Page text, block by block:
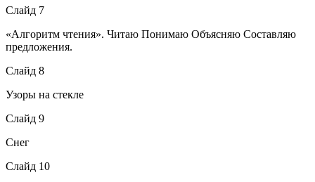
Слайд 7
«Алгоритм чтения». Читаю Понимаю Объясняю Составляю
предложения.
Слайд 8
Узоры на стекле
Слайд 9
Снег
Слайд 10